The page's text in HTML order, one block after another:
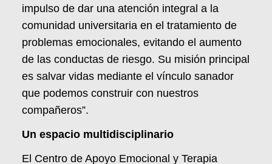
impulso de dar una atención integral a la
comunidad universitaria en el tratamiento de
problemas emocionales, evitando el aumento
de las conductas de riesgo. Su misión principal
es salvar vidas mediante el vínculo sanador
que podemos construir con nuestros
compañeros”.
Un espacio multidisciplinario
El Centro de Apoyo Emocional y Terapia